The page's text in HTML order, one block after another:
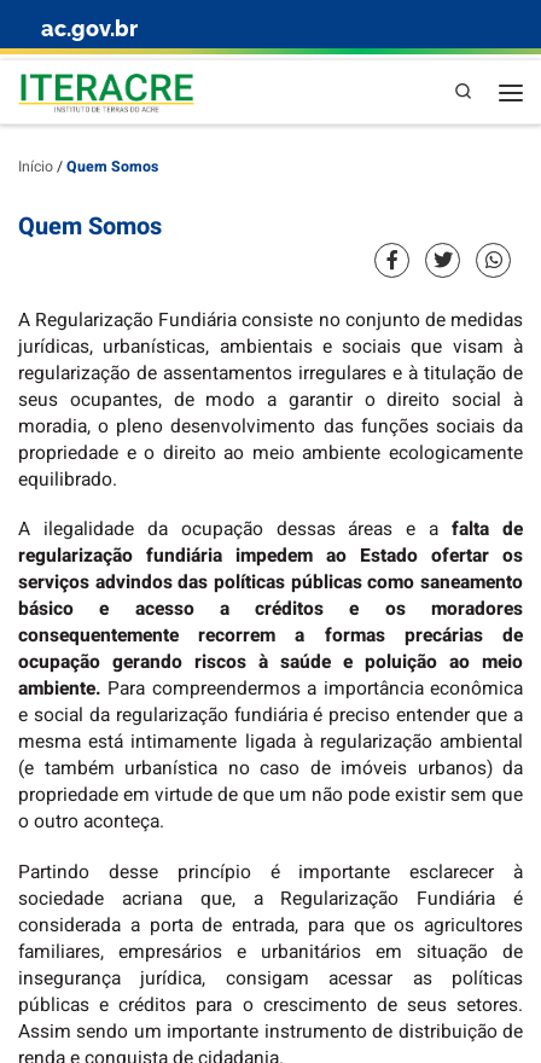
Skip to content
ac.gov.br
Pesquisa
Início/Quem Somos
Quem Somos
A Regularização Fundiária consiste no conjunto de medidas
jurídicas, urbanísticas, ambientais e sociais que visam à
regularização de assentamentos irregulares e à titulação de
seus ocupantes, de modo a garantir o direito social à
moradia, o pleno desenvolvimento das funções sociais da
propriedade e o direito ao meio ambiente ecologicamente
equilibrado.
A ilegalidade da ocupação dessas áreas e a falta de
regularização fundiária impedem ao Estado ofertar os
serviços advindos das políticas públicas como saneamento
básico e acesso a créditos e os moradores
consequentemente recorrem a formas precárias de
ocupação gerando riscos à saúde e poluição ao meio
ambiente. Para compreendermos a importância econômica
e social da regularização fundiária é preciso entender que a
mesma está intimamente ligada à regularização ambiental
(e também urbanística no caso de imóveis urbanos) da
propriedade em virtude de que um não pode existir sem que
o outro aconteça.
Partindo desse princípio é importante esclarecer à
sociedade acriana que, a Regularização Fundiária é
considerada a porta de entrada, para que os agricultores
familiares, empresários e urbanitários em situação de
insegurança jurídica, consigam acessar as políticas
públicas e créditos para o crescimento de seus setores.
Assim sendo um importante instrumento de distribuição de